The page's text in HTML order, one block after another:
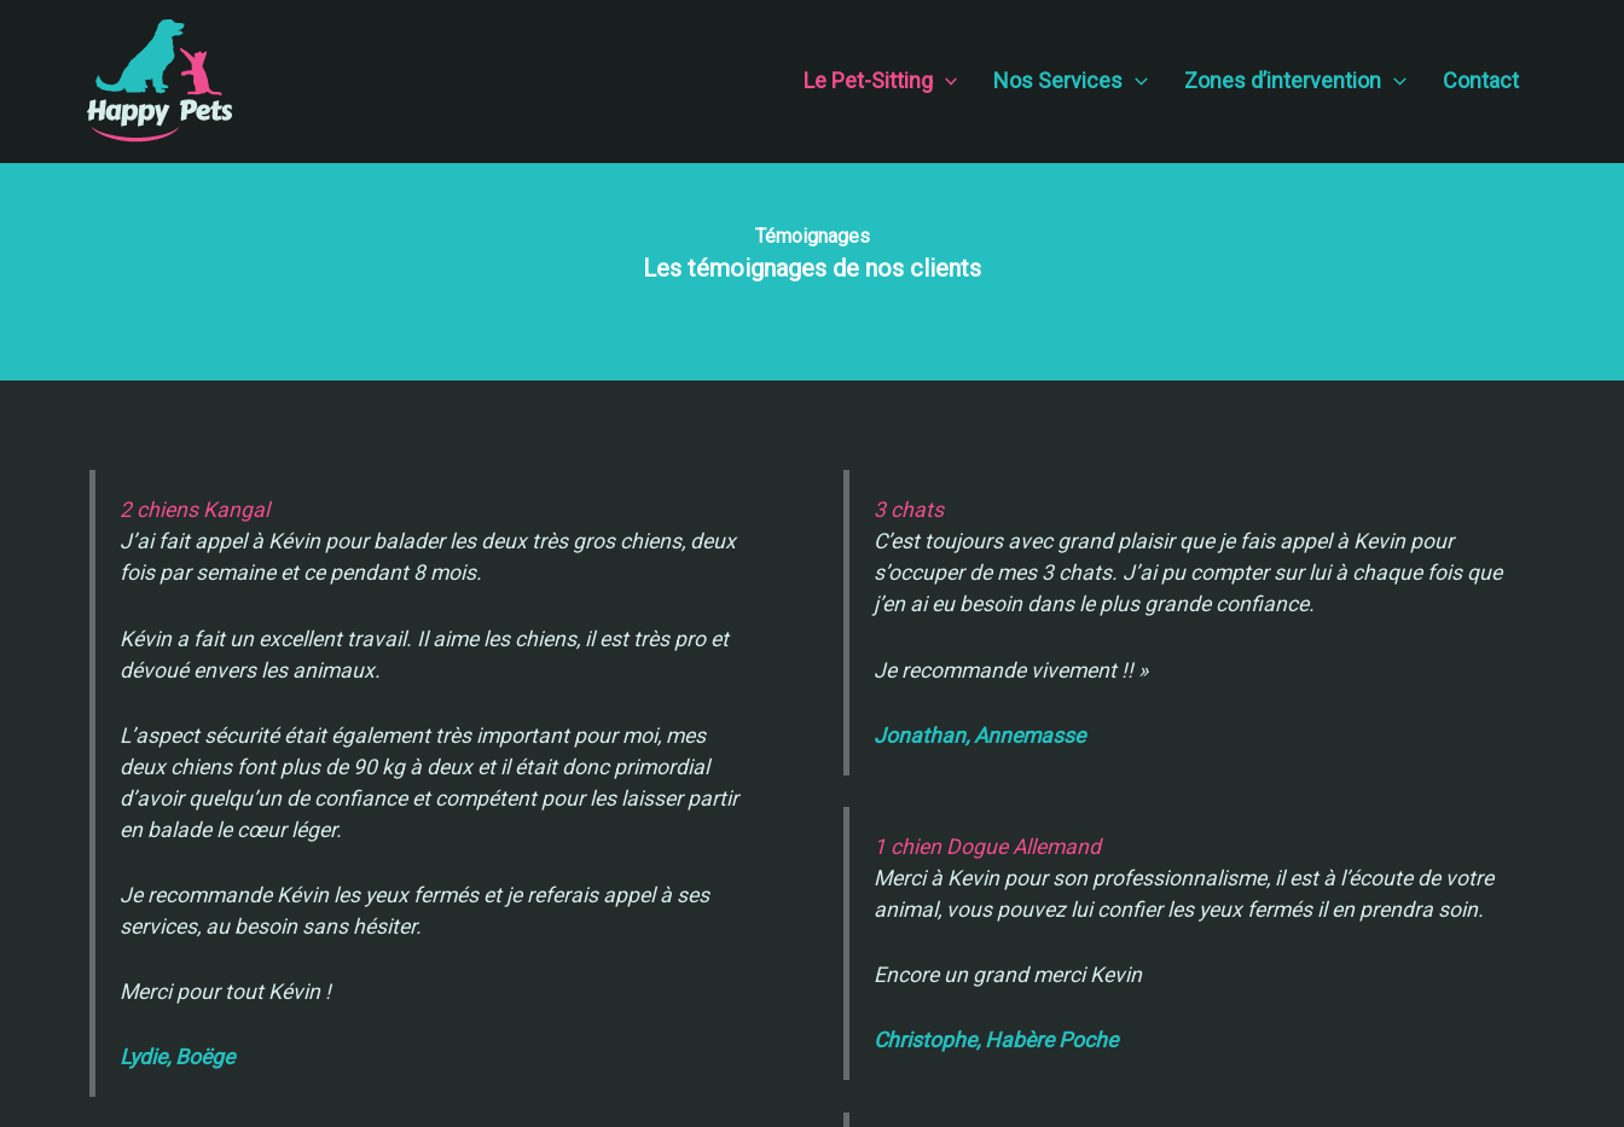
Le Pet-Sitting Nos Services Zones d’intervention Contact
Témoignages
Les témoignages de nos clients
2 chiens Kangal
J’ai fait appel à Kévin pour balader les deux très gros chiens, deux
fois par semaine et ce pendant 8 mois.
Kévin a fait un excellent travail. Il aime les chiens, il est très pro et
dévoué envers les animaux.
L’aspect sécurité était également très important pour moi, mes
deux chiens font plus de 90 kg à deux et il était donc primordial
d’avoir quelqu’un de confiance et compétent pour les laisser partir
en balade le cœur léger.
Je recommande Kévin les yeux fermés et je referais appel à ses
services, au besoin sans hésiter.
Merci pour tout Kévin !
Lydie, Boëge
3 chats
C’est toujours avec grand plaisir que je fais appel à Kevin pour
s’occuper de mes 3 chats. J’ai pu compter sur lui à chaque fois que
j’en ai eu besoin dans le plus grande confiance.
Je recommande vivement !! »
Jonathan, Annemasse
1 chien Dogue Allemand
Merci à Kevin pour son professionnalisme, il est à l’écoute de votre
animal, vous pouvez lui confier les yeux fermés il en prendra soin.
Encore un grand merci Kevin
Christophe, Habère Poche